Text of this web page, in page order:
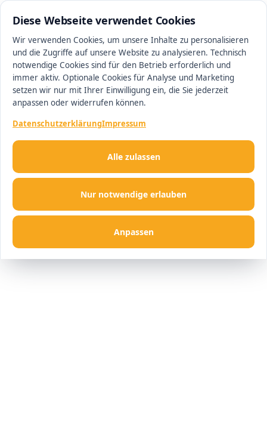
Diese Webseite verwendet Cookies
Wir verwenden Cookies, um unsere Inhalte zu personalisieren
und die Zugriffe auf unsere Website zu analysieren. Technisch
notwendige Cookies sind für den Betrieb erforderlich und
immer aktiv. Optionale Cookies für Analyse und Marketing
setzen wir nur mit Ihrer Einwilligung ein, die Sie jederzeit
anpassen oder widerrufen können.
DatenschutzerklärungImpressum
Nur notwendige erlauben
Anpassen
Alle zulassen